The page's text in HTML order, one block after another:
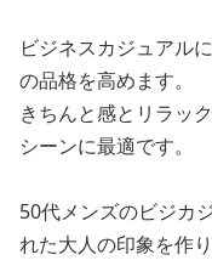
ビジネスカジュアル
の品格を高めます。
きちんと感とリラッ
シーンに最適です。
50代メンズのビジカ
れた大人の印象を作